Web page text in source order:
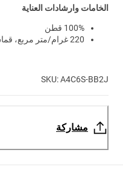
الخامات وارشادات العناية
100% قطن
220 غرام/متر مربع، قماش ثقيل
SKU: A4C6S-BB2J
مشاركة